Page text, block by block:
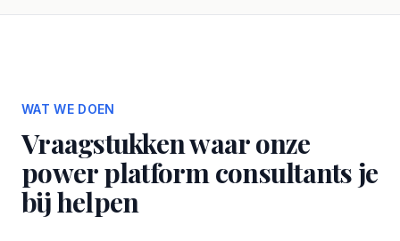
WAT WE DOEN
Vraagstukken waar onze
power platform consultants je
bij helpen